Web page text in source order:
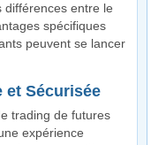
différences entre le
spécifiques
peuvent se lancer
et Sécurisée
trading de futures
expérience